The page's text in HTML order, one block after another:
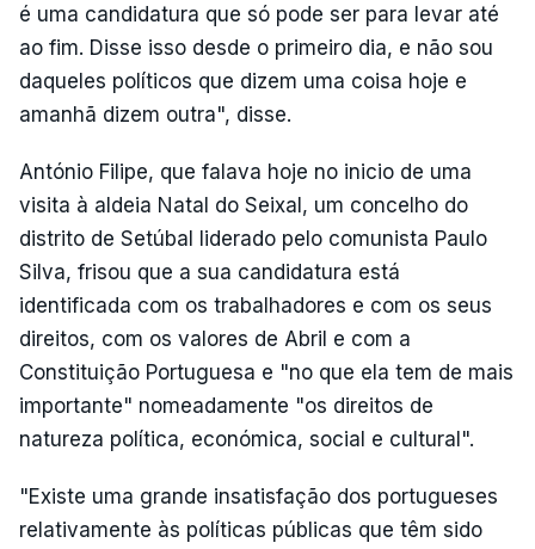
é uma candidatura que só pode ser para levar até
ao fim. Disse isso desde o primeiro dia, e não sou
daqueles políticos que dizem uma coisa hoje e
amanhã dizem outra", disse.
António Filipe, que falava hoje no inicio de uma
visita à aldeia Natal do Seixal, um concelho do
distrito de Setúbal liderado pelo comunista Paulo
Silva, frisou que a sua candidatura está
identificada com os trabalhadores e com os seus
direitos, com os valores de Abril e com a
Constituição Portuguesa e "no que ela tem de mais
importante" nomeadamente "os direitos de
natureza política, económica, social e cultural".
"Existe uma grande insatisfação dos portugueses
relativamente às políticas públicas que têm sido